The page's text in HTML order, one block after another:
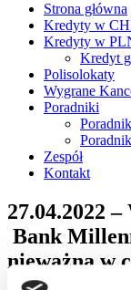
Strona główna
Kredyty w
Kredyty w
Kredyt
Polisolokaty
Wygrane
Poradniki
Zespół
Kontakt
27.04.2022
Bank
nieważna w